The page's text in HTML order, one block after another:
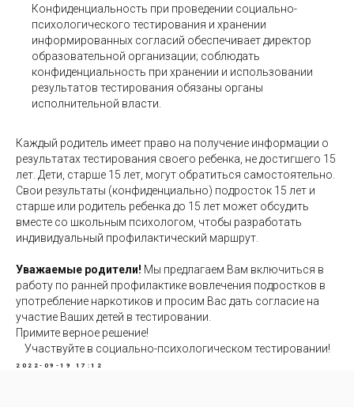
Конфиденциальность при проведении социально-
психологического тестирования и хранении
информированных согласий обеспечивает директор
образовательной организации; соблюдать
конфиденциальность при хранении и использовании
результатов тестирования обязаны органы
исполнительной власти.
Каждый родитель имеет право на получение информации о
результатах тестирования своего ребенка, не достигшего 15
лет. Дети, старше 15 лет, могут обратиться самостоятельно.
Свои результаты (конфиденциально) подросток 15 лет и
старше или родитель ребенка до 15 лет может обсудить
вместе со школьным психологом, чтобы разработать
индивидуальный профилактический маршрут.
Уважаемые родители! Мы предлагаем Вам включиться в
работу по ранней профилактике вовлечения подростков в
употребление наркотиков и просим Вас дать согласие на
участие Ваших детей в тестировании.
Примите верное решение!
Участвуйте в социально-психологическом тестировании!
2022-09-19 17:12